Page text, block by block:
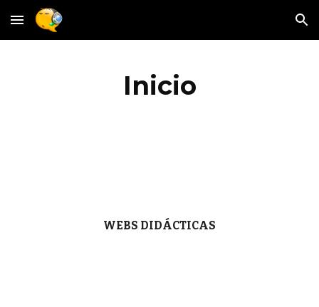
Skip to main content Skip to navigation
Inicio
WEBS DIDÁCTICAS